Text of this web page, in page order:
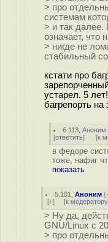
> про
системам
> и так далее.
означает, что
> нигде не
стабильный
кстати про
устарел. 5
багрепорть на
6.113 ,Аноним
[ответить] [к
в федоре
тоже, нафиг
показать
5.101 ,Аноним (
[↑] [к модератору
> Ну да,
GNU/Linux с
> про